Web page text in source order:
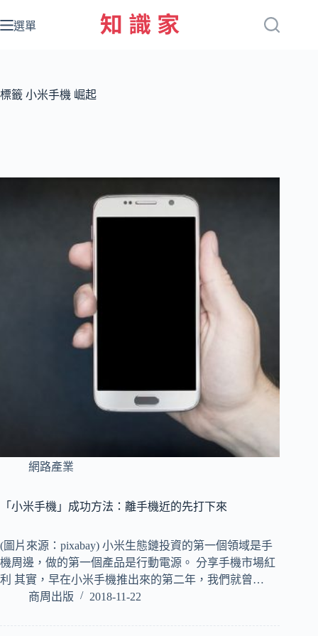
至
容
選單
標籤 小米手機 崛起
網路產業
「小米手機」成功方法：離手機近的先打下來
(圖片來源：pixabay) 小米生態鏈投資的第一個領域是手
機周邊，做的第一個產品是行動電源。 分享手機市場紅
利 其實，早在小米手機推出來的第二年，我們就曾…
商周出版
2018-11-22